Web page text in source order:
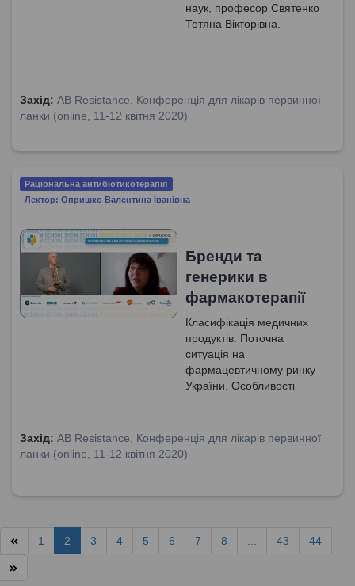
наук, професор Святенко
Тетяна Вікторівна.
Захід: AB Resistance. Конференція для лікарів первинної
ланки (online, 11-12 квітня 2020)
Раціональна антибіотикотерапія
Лектор: Опришко Валентина Іванівна
Бренди та
генерики в
фармакотерапії
Класифікація медичних
продуктів. Поточна
ситуація на
фармацевтичному ринку
України. Особливості
стандарт фітомедицини.
Еквівалентність лікарських
Україні?
Захід: AB Resistance. Конференція для лікарів первинної
ланки (online, 11-12 квітня 2020)
1 2 3 4 5 6 7 8 43 44